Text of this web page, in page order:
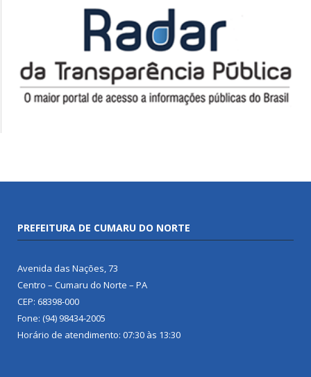
PREFEITURA DE CUMARU DO NORTE
Avenida das Nações, 73
Centro – Cumaru do Norte – PA
CEP: 68398-000
Fone: (94) 98434-2005
Horário de atendimento: 07:30 às 13:30